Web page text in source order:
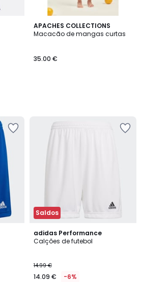
APACHES COLLECTIONS
Macacão de mangas curtas
35.00 €
Saldos
adidas Performance
Calções de futebol
14.99 €
14.09 € -6%
4,8
/ 5